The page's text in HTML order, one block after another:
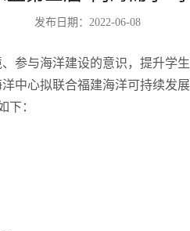
发布日期：2022-06-08
与海洋建设的意识，提升学
中心拟联合福建海洋可持续发
下：